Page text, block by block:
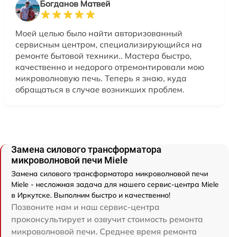
Богданов Матвей
Моей целью было найти авторизованный
сервисным центром, специализирующийся на
ремонте бытовой техники.. Мастера быстро,
качественно и недорого отремонтировали мою
микроволновую печь. Теперь я знаю, куда
обращаться в случае возникших проблем.
Замена силового трансформатора
микроволновой печи Miele
Замена силового трансформатора микроволновой печи
Miele - несложная задача для нашего сервис-центра Miele
в Иркутске. Выполним быстро и качественно!
Позвоните нам и наш сервис-центра
проконсультирует и озвучит стоимость ремонта
микроволновой печи. Среднее время ремонта